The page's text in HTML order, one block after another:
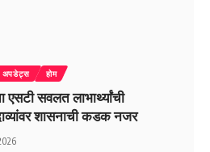
अपडेट्स होम
एसटी सवलत लाभार्थ्यांची
शासनाची कडक नजर